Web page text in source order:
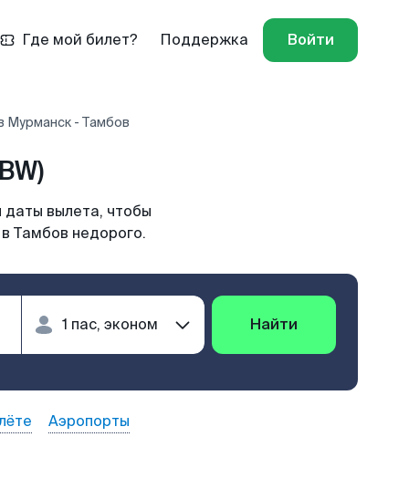
Где мой билет? Поддержка Войти
Мурманск - Тамбов
вылета, чтобы
Тамбов недорого.
Найти
Аэропорты